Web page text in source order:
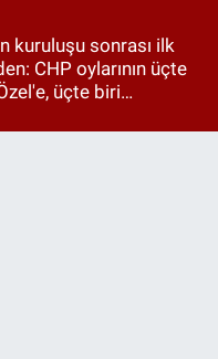
kuruluşu sonrası ilk
CHP oylarının üçte
üçte biri